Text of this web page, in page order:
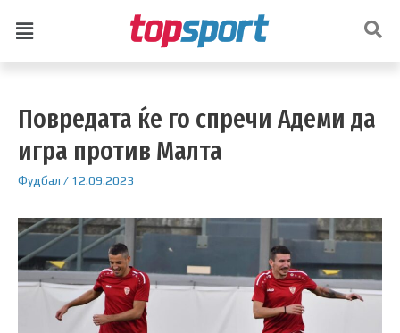
Повредата ќе го спречи Адеми да
игра против Малта
Фудбал / 12.09.2023